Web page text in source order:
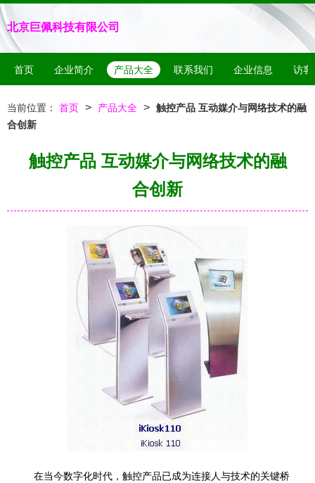
北京巨佩科技有限公司
首页 企业简介 产品大全 联系我们 企业信息 访客
当前位置： 首页 > 产品大全 > 触控产品 互动媒介与网络技术的融
合创新
触控产品 互动媒介与网络技术的融
合创新
在当今数字化时代，触控产品已成为连接人与技术的关键桥